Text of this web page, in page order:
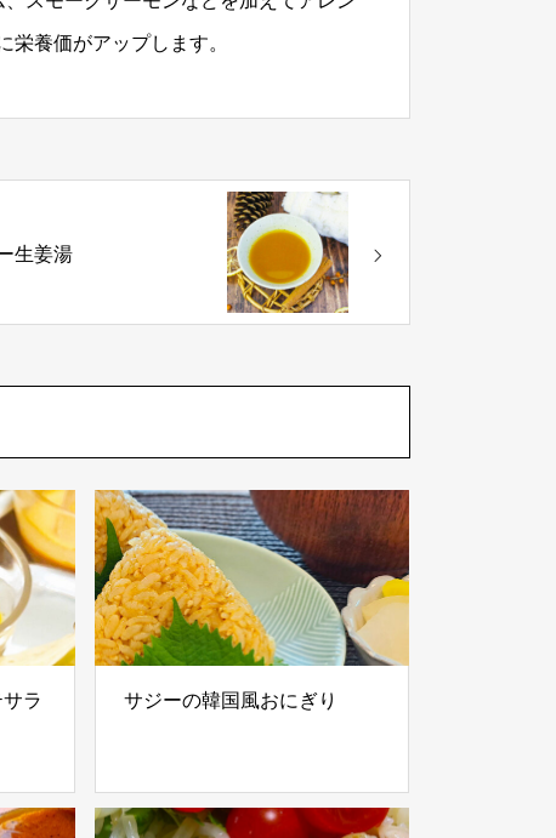
養価がアップします。
生姜湯
ラ サジーの韓国風おにぎり